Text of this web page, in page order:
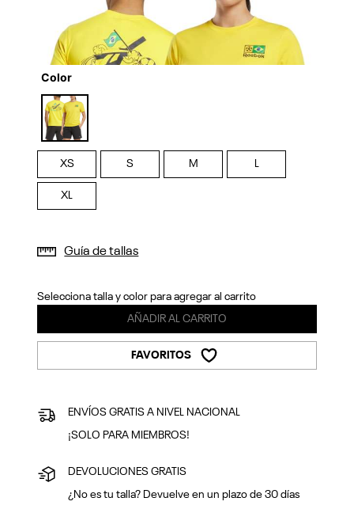
Previous
Color
selected
XS S M L
XL
Guía de tallas
Selecciona talla y color para agregar al carrito
AÑADIR AL CARRITO
FAVORITOS
ENVÍOS GRATIS A NIVEL NACIONAL
¡SOLO PARA MIEMBROS!
DEVOLUCIONES GRATIS
¿No es tu talla? Devuelve en un plazo de 30 días